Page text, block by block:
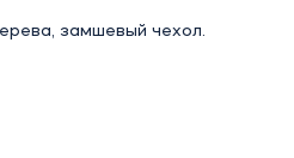
замшевый чехол.